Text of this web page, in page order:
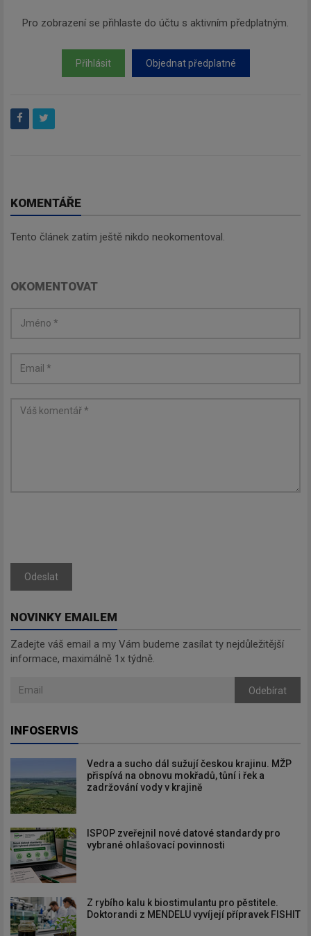
Pro zobrazení se přihlaste do účtu s aktivním předplatným.
Přihlásit Objednat předplatné
KOMENTÁŘE
Tento článek zatím ještě nikdo neokomentoval.
OKOMENTOVAT
Odeslat
NOVINKY EMAILEM
Zadejte váš email a my Vám budeme zasílat ty nejdůležitější
informace, maximálně 1x týdně.
Odebírat
INFOSERVIS
Vedra a sucho dál sužují českou krajinu. MŽP
přispívá na obnovu mokřadů, tůní i řek a
zadržování vody v krajině
ISPOP zveřejnil nové datové standardy pro
vybrané ohlašovací povinnosti
Z rybího kalu k biostimulantu pro pěstitele.
Doktorandi z MENDELU vyvíjejí přípravek FISHIT